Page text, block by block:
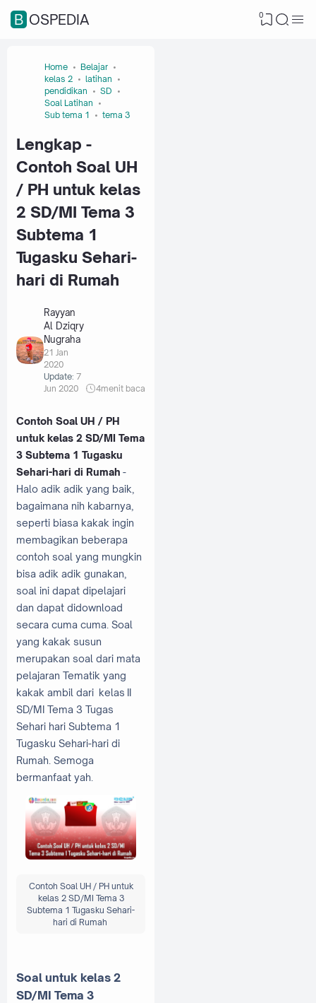
BOSPEDIA 0
Home
Belajar
kelas 2
latihan
pendidikan
SD
Soal Latihan
Sub tema 1
tema 3
Lengkap -
Contoh Soal UH
/ PH untuk kelas
2 SD/MI Tema 3
Subtema 1
Tugasku Sehari-
hari di Rumah
Rayyan
Al Dziqry
Nugraha
21 Jan
2020
Update: 7
Jun 2020
4menit baca
Contoh Soal UH / PH
untuk kelas 2 SD/MI Tema
3 Subtema 1 Tugasku
Sehari-hari di Rumah -
Halo adik adik yang baik,
bagaimana nih kabarnya,
seperti biasa kakak ingin
membagikan beberapa
contoh soal yang mungkin
bisa adik adik gunakan,
soal ini dapat dipelajari
dan dapat didownload
secara cuma cuma. Soal
yang kakak susun
merupakan soal dari mata
pelajaran Tematik yang
kakak ambil dari kelas II
SD/MI Tema 3 Tugas
Sehari hari Subtema 1
Tugasku Sehari-hari di
Rumah. Semoga
bermanfaat yah.
Contoh Soal UH / PH untuk
kelas 2 SD/MI Tema 3
Subtema 1 Tugasku Sehari-
hari di Rumah
Soal untuk kelas 2
SD/MI Tema 3